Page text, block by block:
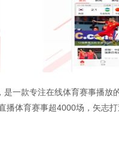
一款专注在线体育赛事播
体育赛事超4000场，矢志